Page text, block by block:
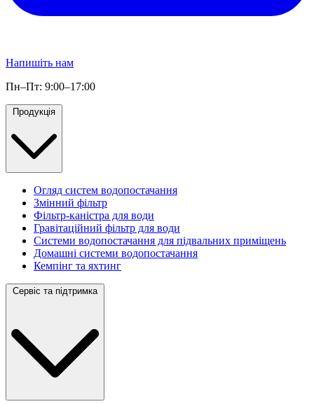
Напишіть нам
Пн–Пт: 9:00–17:00
Продукція
Огляд систем водопостачання
Змінний фільтр
Фільтр-каністра для води
Гравітаційний фільтр для води
Системи водопостачання для підвальних приміщень
Домашні системи водопостачання
Кемпінг та яхтинг
Сервіс та підтримка